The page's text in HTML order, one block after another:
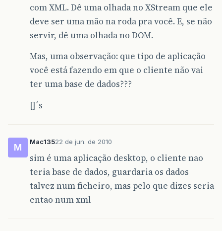
com XML. Dê uma olhada no XStream que ele
deve ser uma mão na roda pra você. E, se não
servir, dê uma olhada no DOM.
Mas, uma observação: que tipo de aplicação
você está fazendo em que o cliente não vai
ter uma base de dados???
[]´s
M
Mac13522 de jun. de 2010
sim é uma aplicação desktop, o cliente nao
teria base de dados, guardaria os dados
talvez num ficheiro, mas pelo que dizes seria
entao num xml